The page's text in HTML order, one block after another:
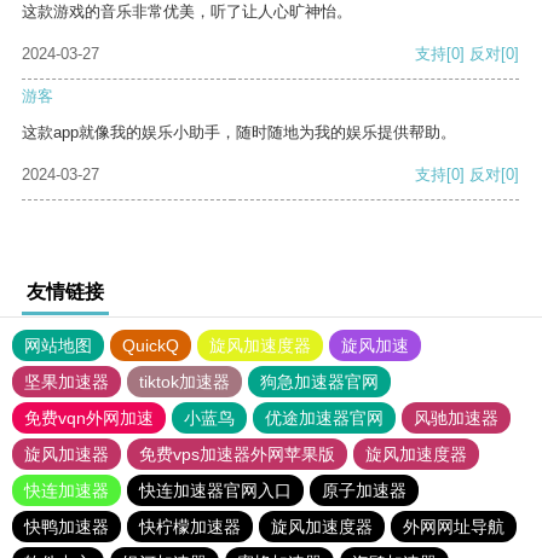
这款游戏的音乐非常优美，听了让人心旷神怡。
2024-03-27 支持[0] 反对[0]
游客
这款app就像我的娱乐小助手，随时随地为我的娱乐提供帮助。
2024-03-27 支持[0] 反对[0]
友情链接
网站地图 QuickQ 旋风加速度器
旋风加速
坚果加速器
tiktok加速器
狗急加速器官网
免费vqn外网加速
小蓝鸟 优途加速器官网
风驰加速器
旋风加速器
免费vps加速器外网苹果版
旋风加速度器
快连加速器
快连加速器官网入口
原子加速器
快鸭加速器
快柠檬加速器 旋风加速度器
外网网址导航